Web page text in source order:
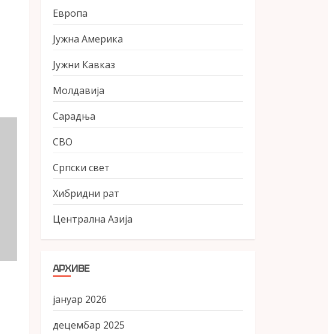
Европа
Јужна Америка
Јужни Кавказ
Молдавија
Сарадња
СВО
Српски свет
Хибридни рат
Централна Азија
АРХИВЕ
јануар 2026
децембар 2025